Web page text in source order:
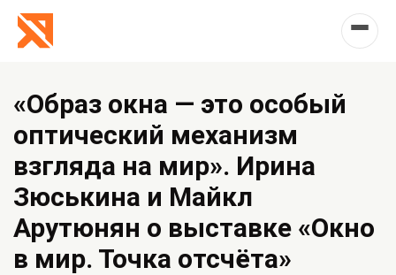
«Образ окна — это особый
оптический механизм
взгляда на мир». Ирина
Зюськина и Майкл
Арутюнян о выставке «Окно
в мир. Точка отсчёта»